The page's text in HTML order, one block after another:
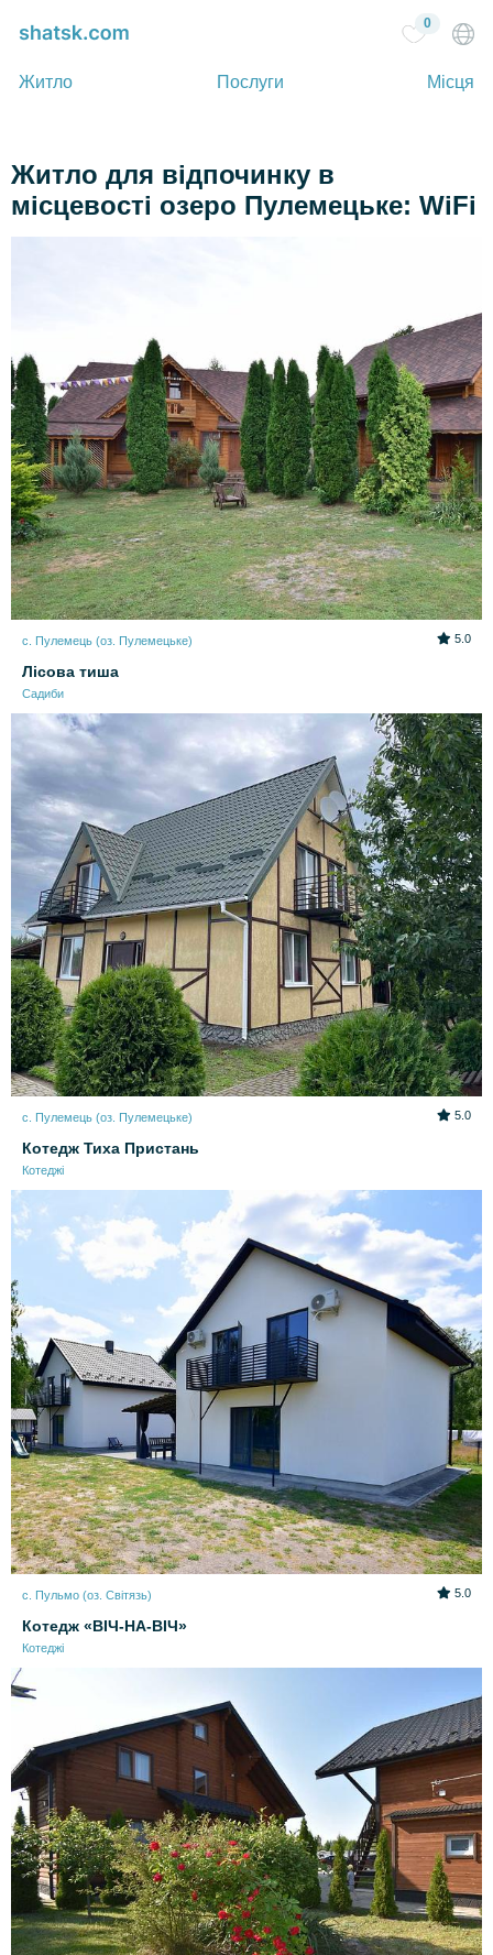
Житло Послуги Місця
0
Житло для відпочинку в
місцевості озеро Пулемецьке: WiFi
с. Пулемець (оз. Пулемецьке) 5.0
Лісова тиша
Садиби
с. Пулемець (оз. Пулемецьке) 5.0
Котедж Тиха Пристань
Котеджі
с. Пульмо (оз. Світязь) 5.0
Котедж «ВІЧ-НА-ВІЧ»
Котеджі